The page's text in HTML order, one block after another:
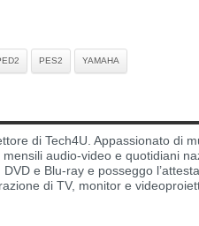
PES2 YAMAHA
di Tech4U. Appassionato di
audio-video e quotidiani
e Blu-ray e posseggo
di TV, monitor e